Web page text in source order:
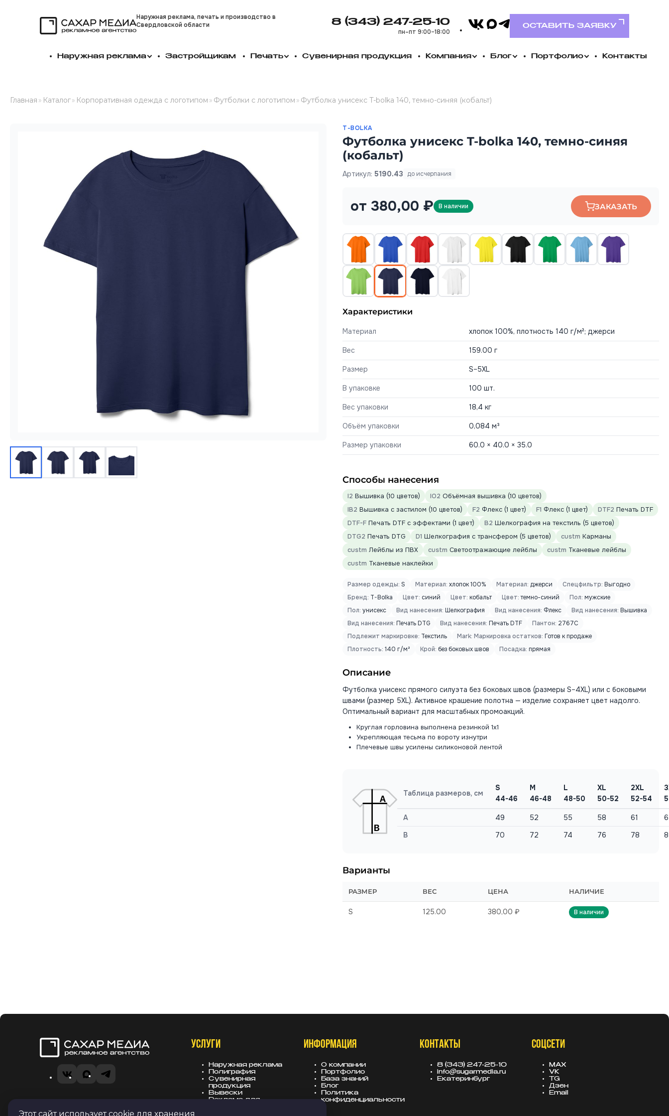
Наружная реклама, печать и производство в
Свердловской области
8 (343) 247-25-10
пн–пт 9:00–18:00
VK MAXTelegramОСТАВИТЬ ЗАЯВКУ
Наружная реклама Застройщикам Печать Сувенирная продукция Компания Блог Портфолио Контакты
Главная » Каталог» Корпоративная одежда с логотипом » Футболки с логотипом » Футболка унисекс T-bolka 140, темно-синяя (кобальт)
T-BOLKA
Футболка унисекс T-bolka 140, темно-синяя
(кобальт)
Артикул: 5190.43 до исчерпания
от 380,00 ₽ В наличии ЗАКАЗАТЬ
Характеристики
Материал хлопок 100%, плотность 140 г/м²; джерси
Вес 159.00 г
Размер S–5XL
В упаковке 100 шт.
Вес упаковки 18,4 кг
Объём упаковки 0,084 м³
Размер упаковки 60.0 × 40.0 × 35.0
Способы нанесения
I2 Вышивка (10 цветов) IO2 Объёмная вышивка (10 цветов)
IB2 Вышивка с застилом (10 цветов) F2 Флекс (1 цвет) F1 Флекс (1 цвет) DTF2 Печать DTF
DTF-F Печать DTF с эффектами (1 цвет) B2 Шелкография на текстиль (5 цветов)
DTG2 Печать DTG D1 Шелкография с трансфером (5 цветов) custm Карманы
custm Лейблы из ПВХ custm Светоотражающие лейблы custm Тканевые лейблы
custm Тканевые наклейки
Размер одежды: S Материал: хлопок 100% Материал: джерси Спецфильтр: Выгодно
Бренд: T-Bolka Цвет: синий Цвет: кобальт Цвет:темно-синий Пол: мужские
Пол: унисекс Вид нанесения: Шелкография Вид нанесения: Флекс Вид нанесения: Вышивка
Вид нанесения: Печать DTG Вид нанесения: Печать DTF Пантон: 2767C
Подлежит маркировке: Текстиль Mark: Маркировка остатков: Готов к продаже
Плотность: 140 г/м² Крой: без боковых швов Посадка: прямая
Описание
Футболка унисекс прямого силуэта без боковых швов (размеры S–4XL) или с боковыми
швами (размер 5XL). Активное крашение полотна — изделие сохраняет цвет надолго.
Оптимальный вариант для масштабных промоакций.
Круглая горловина выполнена резинкой 1х1
Укрепляющая тесьма по вороту изнутри
Плечевые швы усилены силиконовой лентой
Таблица размеров, см
S
44-46
M
46-48
L
48-50
XL
50-52
2XL
52-54
A 49 52 55 58 61
B
70 72 74 76 78
Варианты
РАЗМЕР ВЕС ЦЕНА НАЛИЧИЕ
S 125.00 380,00 ₽ В наличии
VK MAXTelegram
УСЛУГИ
Наружная реклама
Полиграфия
Сувенирная
продукция
Вывески
Реклама для
ИНФОРМАЦИЯ
О компании
Портфолио
База знаний
Блог
Политика
конфиденциальности
КОНТАКТЫ
8 (343) 247-25-10
info@sugarmedia.ru
Екатеринбург
СОЦСЕТИ
MAX
VK
TG
Дзен
Email
Этот сайт использует cookie для хранения